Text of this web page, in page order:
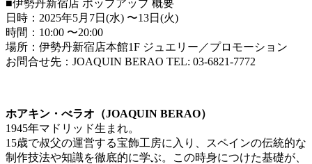
■伊勢丹新宿店 ポップアップ 概要
⽇時：2025年5⽉7⽇(⽔) 〜13⽇(⽕)
時間：10:00 〜20:00
場所：伊勢丹新宿店本館1F ジュエリー／プロモーション
お問合せ先：JOAQUIN BERAO TEL: 03-6821-7772
ホアキン・べラオ（JOAQUIN BERAO）
1945年マドリッド⽣まれ。
15歳で叔⽗の運営する宝飾⼯房に⼊り、スペインの伝統的な
制作技法や知識を徹底的に学ぶ。この時⾝につけた基礎が、